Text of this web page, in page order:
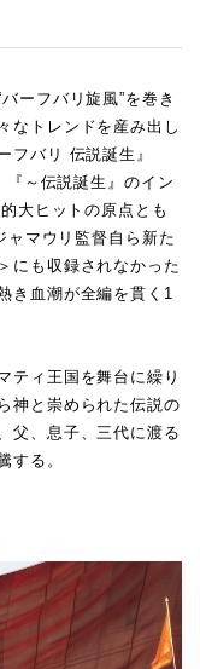
ーフバリ旋風”を巻き
なトレンドを産み出し
フバリ 伝説誕生』
『～伝説誕生』のイン
大ヒットの原点とも
マウリ監督自ら新た
にも収録されなかった
き血潮が全編を貫く1
ティ王国を舞台に繰り
神と崇められた伝説の
父、息子、三代に渡る
する。